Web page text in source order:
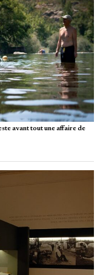
avant tout une affaire de